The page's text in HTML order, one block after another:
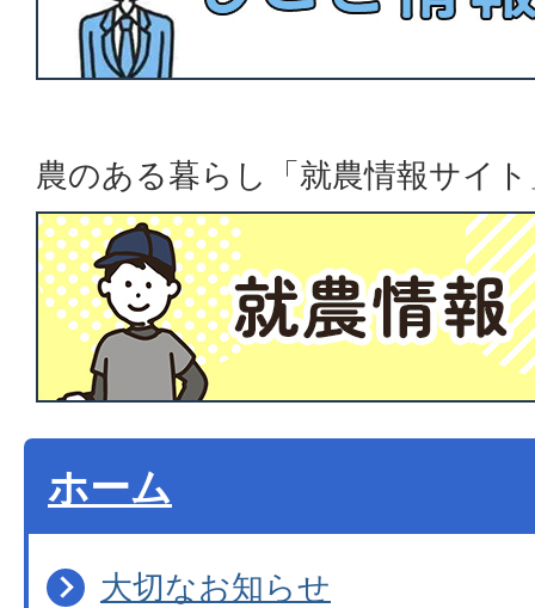
農のある暮らし「就農情報サイ
ホーム
大切なお知らせ